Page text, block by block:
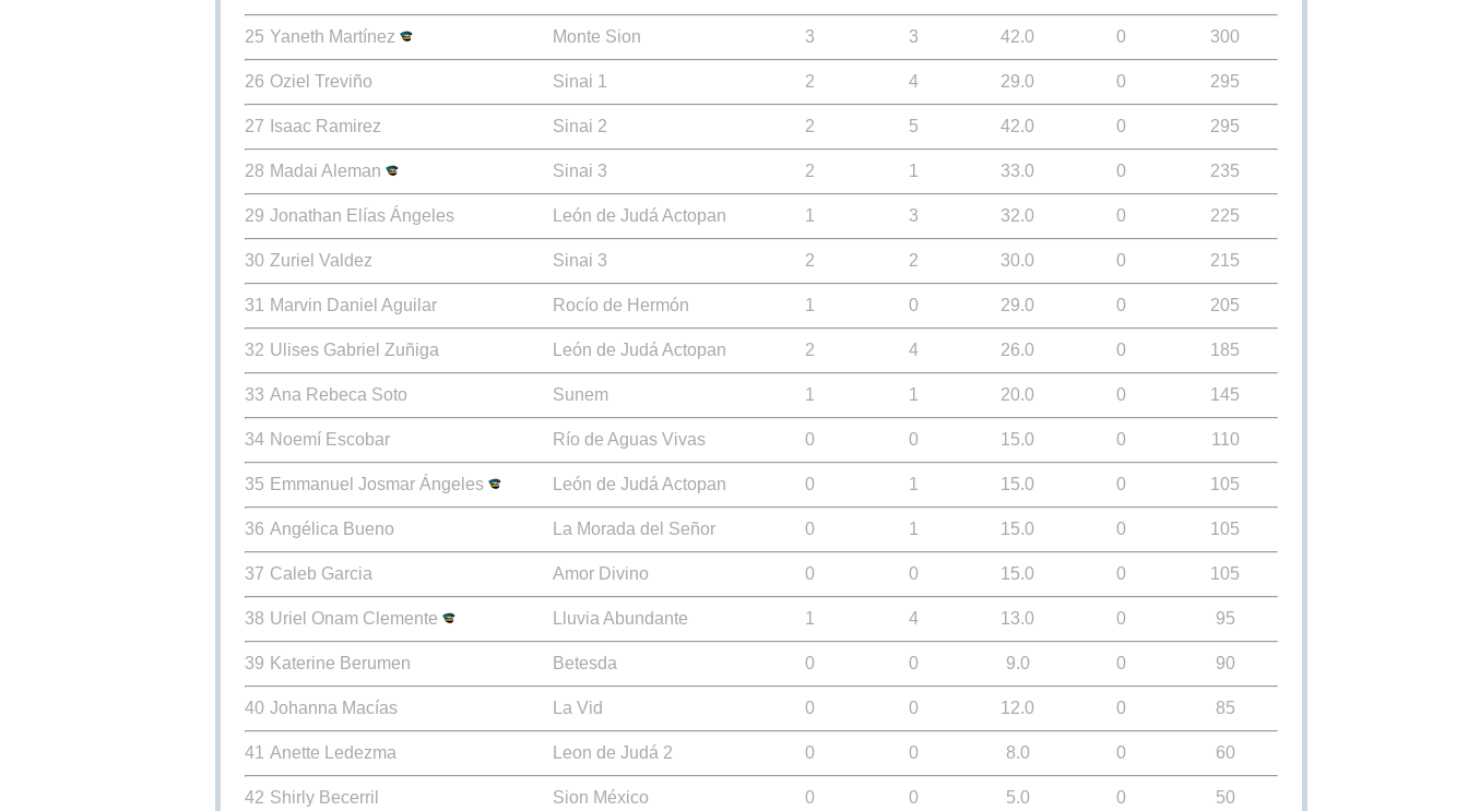
25 Yaneth Martínez Monte Sion 3 3 42.0 0 300
26 Oziel Treviño Sinai 1 2 4 29.0 0 295
27 Isaac Ramirez Sinai 2 2 5 42.0 0 295
28 Madai Aleman Sinai 3 2 1 33.0 0 235
29 Jonathan Elías Ángeles León de Judá Actopan 1 3 32.0 0 225
30 Zuriel Valdez Sinai 3 2 2 30.0 0 215
31 Marvin Daniel Aguilar Rocío de Hermón 1 0 29.0 0 205
32 Ulises Gabriel Zuñiga León de Judá Actopan 2 4 26.0 0 185
33 Ana Rebeca Soto Sunem 1 1 20.0 0 145
34 Noemí Escobar Río de Aguas Vivas 0 0 15.0 0 110
35 Emmanuel Josmar Ángeles León de Judá Actopan 0 1 15.0 0 105
36 Angélica Bueno La Morada del Señor 0 1 15.0 0 105
37 Caleb Garcia Amor Divino 0 0 15.0 0 105
38 Uriel Onam Clemente Lluvia Abundante 1 4 13.0 0 95
39 Katerine Berumen Betesda 0 0 9.0 0 90
40 Johanna Macías La Vid 0 0 12.0 0 85
41 Anette Ledezma Leon de Judá 2 0 0 8.0 0 60
42 Shirly Becerril Sion México 0 0 5.0 0 50